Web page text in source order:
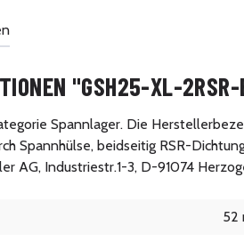
"GSH25-XL-
Spannlager. Die
Spannhülse, beidseitig RSR-
AG, Industriestr.1-3, D-91074
52